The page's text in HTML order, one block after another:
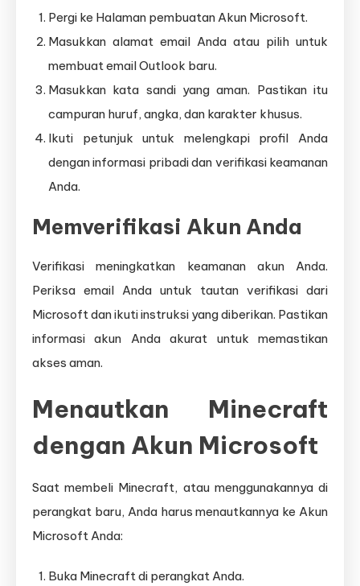
Pergi ke Halaman pembuatan Akun Microsoft.
Masukkan alamat email Anda atau pilih untuk
membuat email Outlook baru.
Masukkan kata sandi yang aman. Pastikan itu
campuran huruf, angka, dan karakter khusus.
Ikuti petunjuk untuk melengkapi profil Anda
dengan informasi pribadi dan verifikasi keamanan
Anda.
Memverifikasi Akun Anda
Verifikasi meningkatkan keamanan akun Anda.
Periksa email Anda untuk tautan verifikasi dari
Microsoft dan ikuti instruksi yang diberikan. Pastikan
informasi akun Anda akurat untuk memastikan
akses aman.
Menautkan Minecraft
dengan Akun Microsoft
Saat membeli Minecraft, atau menggunakannya di
perangkat baru, Anda harus menautkannya ke Akun
Microsoft Anda:
Buka Minecraft di perangkat Anda.